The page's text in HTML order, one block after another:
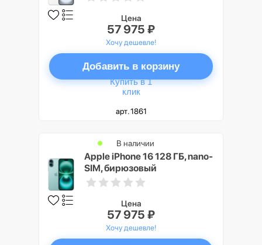
Цена
57 975 ₽
Хочу дешевле!
Добавить в корзину
Купить в 1
клик
арт. 1861
Apple iPhone 16 128 ГБ, nano-
SIM, бирюзовый
В наличии
Цена
57 975 ₽
Хочу дешевле!